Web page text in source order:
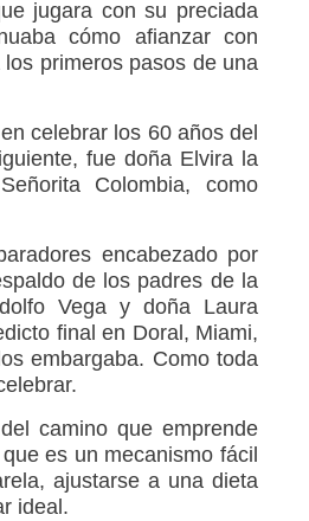
jugara con su preciada
cómo afianzar con
primeros pasos de una
celebrar los 60 años del
fue doña Elvira la
Colombia, como
encabezado por
de los padres de la
Vega y doña Laura
final en Doral, Miami,
embargaba. Como toda
camino que emprende
es un mecanismo fácil
ajustarse a una dieta
ideal.